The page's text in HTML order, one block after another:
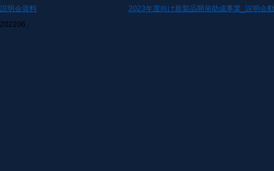
説明会資料
2023年度向け新製品開発助成事業_説明会
202206」